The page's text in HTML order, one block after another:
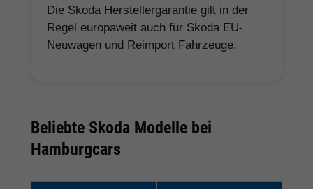
Die Skoda Herstellergarantie gilt in der
Regel europaweit auch für Skoda EU-
Neuwagen und Reimport Fahrzeuge.
Beliebte Skoda Modelle bei
Hamburgcars